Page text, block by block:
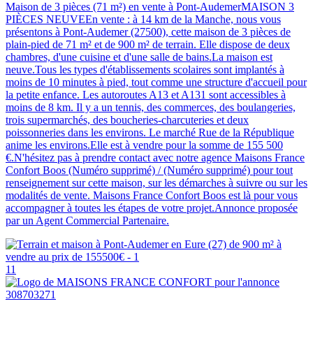
Maison de 3 pièces (71 m²) en vente à Pont-AudemerMAISON 3
PIÈCES NEUVEEn vente : à 14 km de la Manche, nous vous
présentons à Pont-Audemer (27500), cette maison de 3 pièces de
plain-pied de 71 m² et de 900 m² de terrain. Elle dispose de deux
chambres, d'une cuisine et d'une salle de bains.La maison est
neuve.Tous les types d'établissements scolaires sont implantés à
moins de 10 minutes à pied, tout comme une structure d'accueil pour
la petite enfance. Les autoroutes A13 et A131 sont accessibles à
moins de 8 km. Il y a un tennis, des commerces, des boulangeries,
trois supermarchés, des boucheries-charcuteries et deux
poissonneries dans les environs. Le marché Rue de la République
anime les environs.Elle est à vendre pour la somme de 155 500
€.N'hésitez pas à prendre contact avec notre agence Maisons France
Confort Boos (Numéro supprimé) / (Numéro supprimé) pour tout
renseignement sur cette maison, sur les démarches à suivre ou sur les
modalités de vente. Maisons France Confort Boos est là pour vous
accompagner à toutes les étapes de votre projet.Annonce proposée
par un Agent Commercial Partenaire.
11